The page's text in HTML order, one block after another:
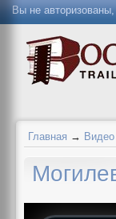
Вы не
Главная → Видео